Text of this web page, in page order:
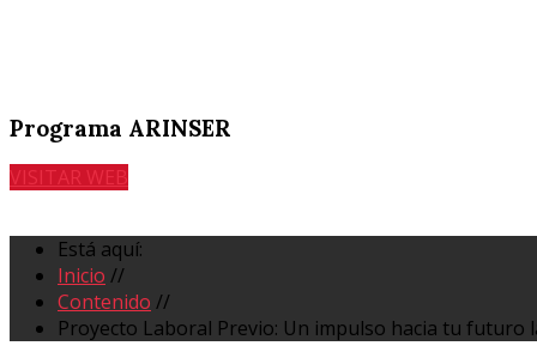
Programa ARINSER
VISITAR WEB
Está aquí:
Inicio //
Contenido //
Proyecto Laboral Previo: Un impulso hacia tu futuro